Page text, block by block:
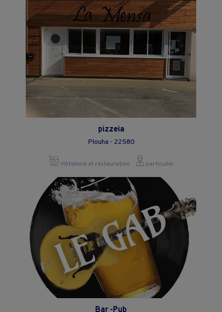
pizzeia
Plouha - 22580
Hôtellerie et restauration particulier
Bar -Pub